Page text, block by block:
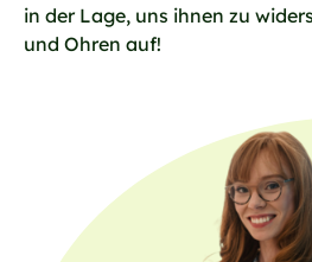
in der Lage, uns ihnen zu
und Ohren auf!